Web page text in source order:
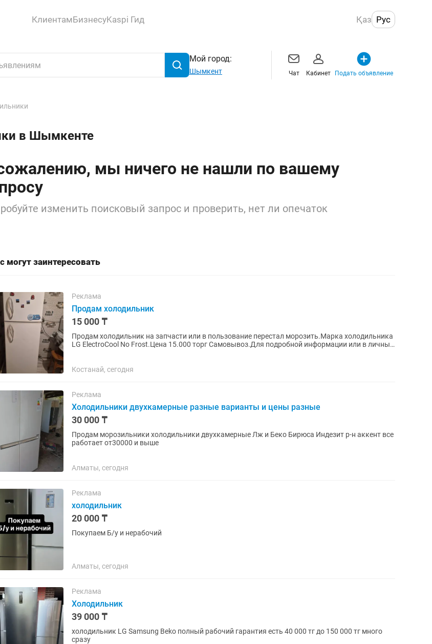
КлиентамБизнесуKaspi Гид Қаз Рус
Мой город:
Шымкент Чат Кабинет Подать объявление
в Шымкенте
мы ничего не нашли по вашему
изменить поисковый запрос и проверить, нет ли опечаток
могут заинтересовать
Реклама
Продам холодильник
15 000 ₸
Продам холодильник на запчасти или в пользование перестал морозить.Марка холодильника
LG ElectroCool No Frost.Цена 15.000 торг Самовывоз.Для подробной информации или в личные
Костанай, сегодня
Реклама
Холодильники двухкамерные разные варианты и цены разные
30 000 ₸
Продам морозильники холодильники двухкамерные Лж и Беко Бирюса Индезит р-н аккент все
работает от30000 и выше
Алматы, сегодня
Реклама
холодильник
20 000 ₸
Покупаем Б/у и нерабочий
Алматы, сегодня
Реклама
Холодильник
39 000 ₸
холодильник LG Samsung Beko полный рабочий гарантия есть 40 000 тг до 150 000 тг много
сразу